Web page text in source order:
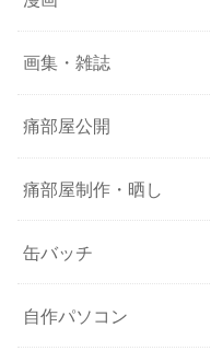
画集・雑誌
痛部屋公開
痛部屋制作・晒し
缶バッチ
自作パソコン